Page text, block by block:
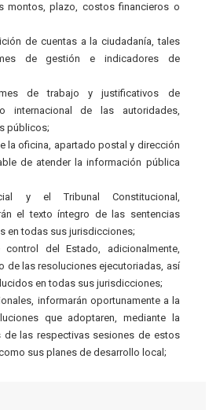
montos, plazo, costos financieros o
de cuentas a la ciudadanía, tales
de gestión e indicadores de
de trabajo y justificativos de
internacional de las autoridades,
públicos;
la oficina, apartado postal y dirección
de atender la información pública
y el Tribunal Constitucional,
el texto íntegro de las sentencias
en todas sus jurisdicciones;
del Estado, adicionalmente,
de las resoluciones ejecutoriadas, así
en todas sus jurisdicciones;
informarán oportunamente a la
que adoptaren, mediante la
las respectivas sesiones de estos
sus planes de desarrollo local;